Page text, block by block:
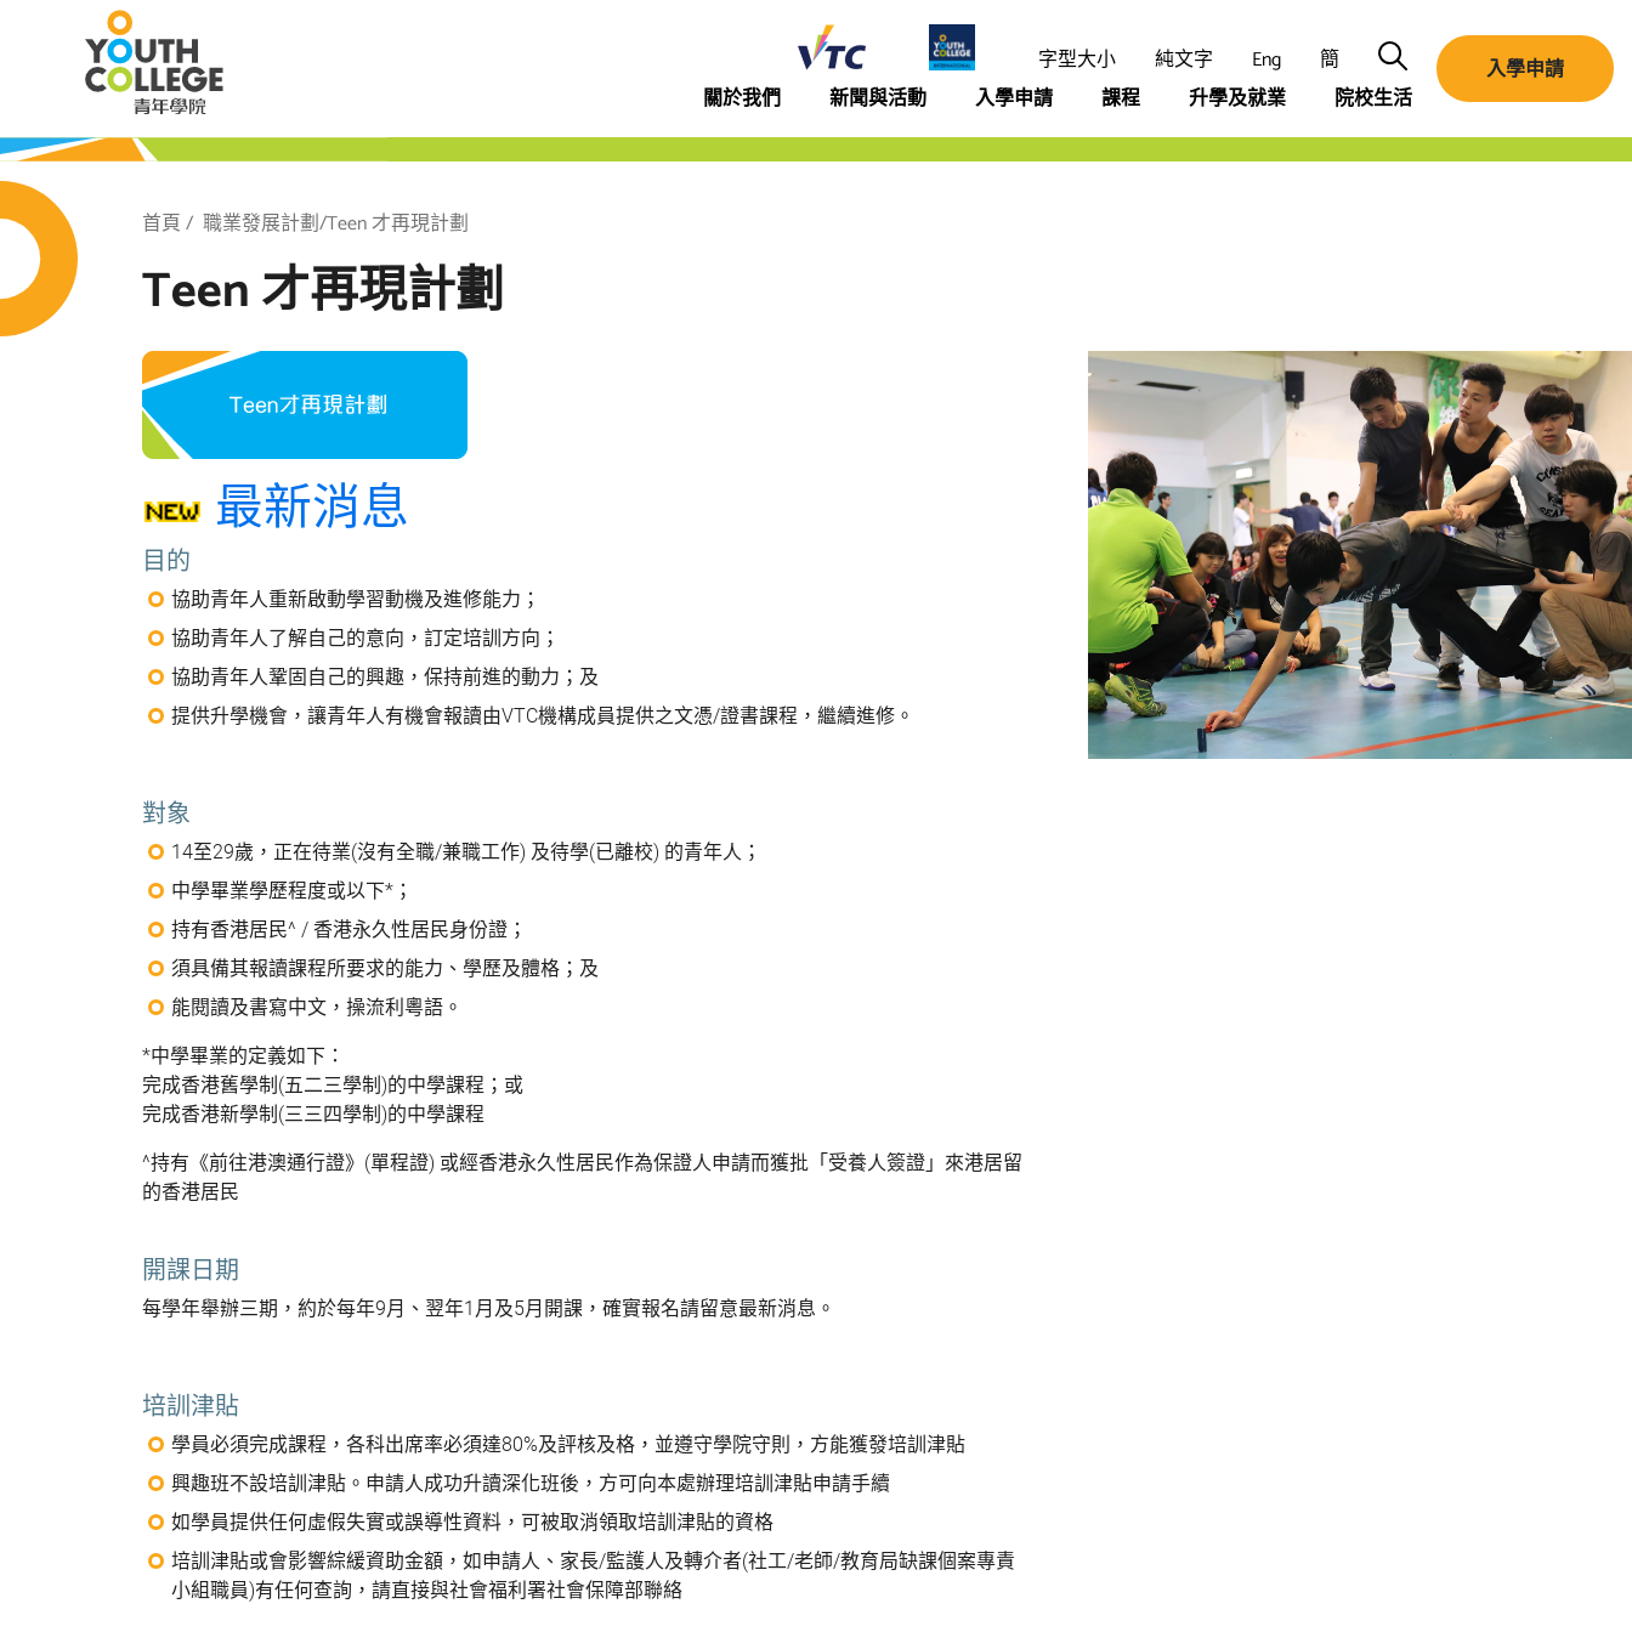
青年學院
字型大小 純文字 Eng 簡
搜尋
關於我們
新聞與活動 入學申請 課程 升學及就業 院校生活
入學申請
Breadcrumb
首頁 職業發展計劃/Teen 才再現計劃
Teen 才再現計劃
最新消息
目的
協助青年人重新啟動學習動機及進修能力；
協助青年人了解自己的意向，訂定培訓方向；
協助青年人鞏固自己的興趣，保持前進的動力；及
提供升學機會，讓青年人有機會報讀由VTC機構成員提供之文憑/證書課程，繼續進修。
對象
14至29歲，正在待業(沒有全職/兼職工作) 及待學(已離校) 的青年人；
中學畢業學歷程度或以下*；
持有香港居民^ / 香港永久性居民身份證；
須具備其報讀課程所要求的能力、學歷及體格；及
能閱讀及書寫中文，操流利粵語。
*中學畢業的定義如下：
完成香港舊學制(五二三學制)的中學課程；或
完成香港新學制(三三四學制)的中學課程
^持有《前往港澳通行證》(單程證) 或經香港永久性居民作為保證人申請而獲批「受養人簽證」來港居留
的香港居民
開課日期
每學年舉辦三期，約於每年9月、翌年1月及5月開課，確實報名請留意最新消息。
培訓津貼
學員必須完成課程，各科出席率必須達80%及評核及格，並遵守學院守則，方能獲發培訓津貼
興趣班不設培訓津貼。申請人成功升讀深化班後，方可向本處辦理培訓津貼申請手續
如學員提供任何虛假失實或誤導性資料，可被取消領取培訓津貼的資格
培訓津貼或會影響綜緩資助金額，如申請人、家長/監護人及轉介者(社工/老師/教育局缺課個案專責
小組職員)有任何查詢，請直接與社會福利署社會保障部聯絡